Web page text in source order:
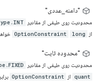
"دامنه_عددی"
محدودیت روی طیفی از مقادیر
از OptionConstraint long
"محدوده ثابت"
محدودیت روی طیفی از مقادیر
quant از OptionConstraint برابر